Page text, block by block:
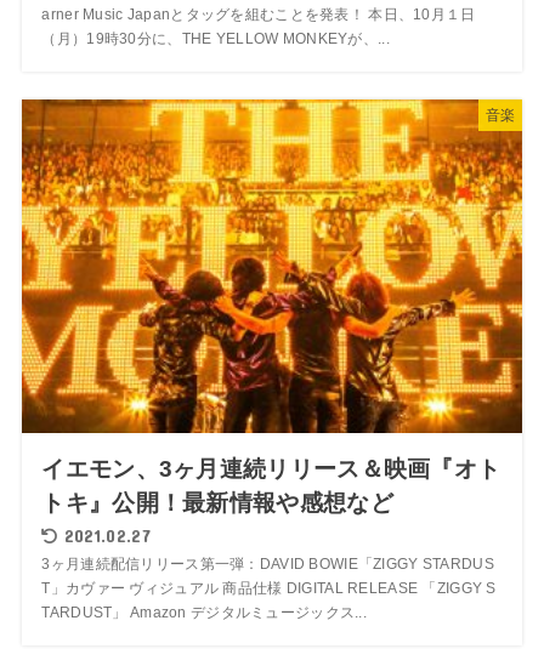
arner Music Japanとタッグを組むことを発表！ 本日、10月１日
（月）19時30分に、THE YELLOW MONKEYが、...
音楽
イエモン、3ヶ月連続リリース＆映画『オト
トキ』公開！最新情報や感想など
2021.02.27
3ヶ月連続配信リリース第一弾：DAVID BOWIE「ZIGGY STARDUS
T」カヴァー ヴィジュアル 商品仕様 DIGITAL RELEASE 「ZIGGY S
TARDUST」 Amazon デジタルミュージックス...